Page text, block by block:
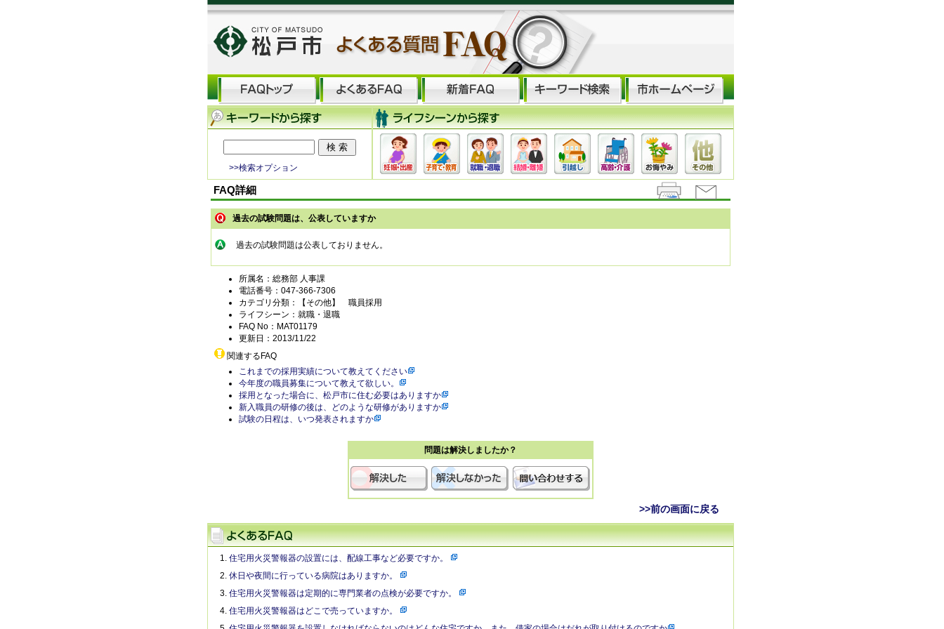
>>検索オプション
FAQ詳細
過去の試験問題は、公表していますか
過去の試験問題は公表しておりません。
所属名：総務部 人事課
電話番号：047-366-7306
カテゴリ分類：【その他】 職員採用
ライフシーン：就職・退職
FAQ No：MAT01179
更新日：2013/11/22
関連するFAQ
これまでの採用実績について教えてください
今年度の職員募集について教えて欲しい。
採用となった場合に、松戸市に住む必要はありますか
新入職員の研修の後は、どのような研修がありますか
試験の日程は、いつ発表されますか
問題は解決しましたか？
>>前の画面に戻る
住宅用火災警報器の設置には、配線工事など必要ですか。
休日や夜間に行っている病院はありますか。
住宅用火災警報器は定期的に専門業者の点検が必要ですか。
住宅用火災警報器はどこで売っていますか。